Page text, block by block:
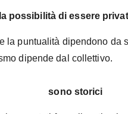
possibilità di essere
la puntualità dipendono da
dipende dal collettivo.
sono storici